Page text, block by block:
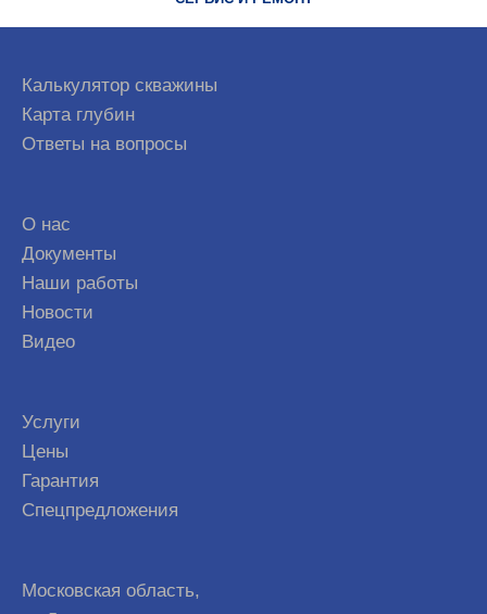
Калькулятор скважины
Карта глубин
Ответы на вопросы
О нас
Документы
Наши работы
Новости
Видео
Услуги
Цены
Гарантия
Спецпредложения
Московская область,